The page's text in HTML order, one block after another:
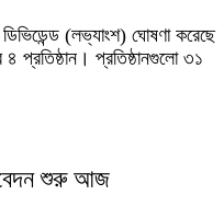
(লভ্যাংশ) ঘোষণা করেছে
প্রতিষ্ঠান। প্রতিষ্ঠানগুলো ৩১
শুরু আজ